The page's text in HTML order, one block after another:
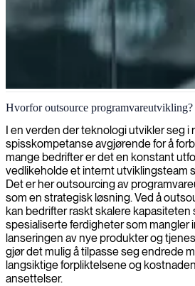
Uavhengig
Vi tilbyr ekspertkonsulenter for
for å optimalisere
vellykkede resultater for virksomheten
Hvorfor outsource programvareutvikling?
I en verden der teknologi utvikler seg i
spisskompetanse avgjørende for å
mange bedrifter er det en konstant
vedlikeholde et internt utviklingsteam
Det er her outsourcing av
som en strategisk løsning. Ved å
kan bedrifter raskt skalere kapasiteten
spesialiserte ferdigheter som mangler
lanseringen av nye produkter og
gjør det mulig å tilpasse seg endrede
langsiktige forpliktelsene og
ansettelser.